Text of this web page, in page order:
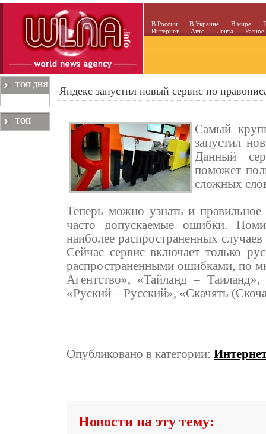
В России В Украине В мире
Интернет
Авто Лента Разное
ТОП ДНЯ
ТОП
Яндекс запустил новый сервис по
Самый
запустил
Данный
поможет
сложных
Теперь можно узнать и
часто допускаемые ошибки.
наиболее распространенных
Сейчас сервис включает только
распространенными ошибками, по
Агентство», «Тайланд –
«Руский – Русский», «Скачять
Опубликовано в категории:
Новости на эту тему: